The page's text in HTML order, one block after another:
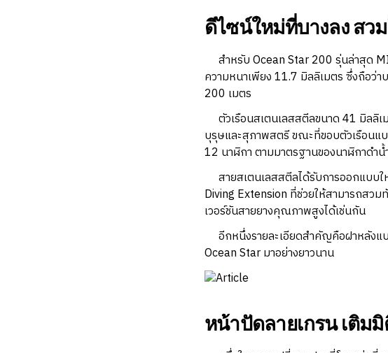
ดีไซน์ใหม่ที่บางลง สว
สำหรับ Ocean Star 200 รุ่นล่าสุด
ความหนาเพียง 11.7 มิลลิเมตร ซึ่งถือว่
200 เมตร
ตัวเรือนสเตนเลสสตีลขนาด 41 มิลลิเ
บุรุษและสุภาพสตรี ขณะที่ขอบตัวเรือนแ
12 นาฬิกา ตามมาตรฐานของนาฬิกาดำ
สายสเตนเลสสตีลได้รับการออกแบบ
Diving Extension ที่ช่วยให้สามารถสว
เวอร์ชันสายยางคุณภาพสูงได้เช่นกัน
อีกหนึ่งรายละเอียดสำคัญคือฝาหลัง
Ocean Star มาอย่างยาวนาน
หน้าปัดลายเกรน เติม